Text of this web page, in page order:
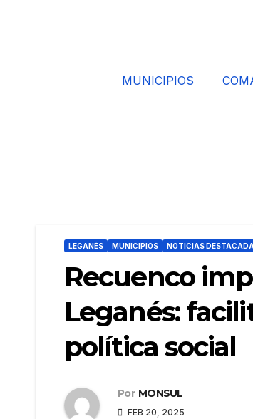
MUNICIPIOS
LEGANÉS MUNICIPIOS NOTICIAS
Recuenco
Leganés:
política social
Por MONSUL
FEB 20, 2025